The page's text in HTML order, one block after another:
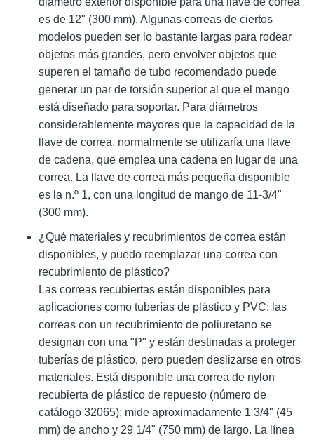
es de 12" (300 mm). Algunas correas de ciertos
modelos pueden ser lo bastante largas para rodear
objetos más grandes, pero envolver objetos que
superen el tamaño de tubo recomendado puede
generar un par de torsión superior al que el mango
está diseñado para soportar. Para diámetros
considerablemente mayores que la capacidad de la
llave de correa, normalmente se utilizaría una llave
de cadena, que emplea una cadena en lugar de una
correa. La llave de correa más pequeña disponible
es la n.º 1, con una longitud de mango de 11-3/4"
(300 mm).
¿Qué materiales y recubrimientos de correa están
disponibles, y puedo reemplazar una correa con
recubrimiento de plástico?
Las correas recubiertas están disponibles para
aplicaciones como tuberías de plástico y PVC; las
correas con un recubrimiento de poliuretano se
designan con una "P" y están destinadas a proteger
tuberías de plástico, pero pueden deslizarse en otros
materiales. Está disponible una correa de nylon
recubierta de plástico de repuesto (número de
catálogo 32065); mide aproximadamente 1 3/4" (45
mm) de ancho y 29 1/4" (750 mm) de largo. La línea